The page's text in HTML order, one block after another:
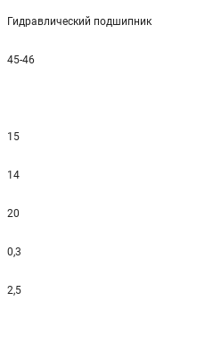
Гидравлический подшипник
45-46
15
14
20
0,3
2,5